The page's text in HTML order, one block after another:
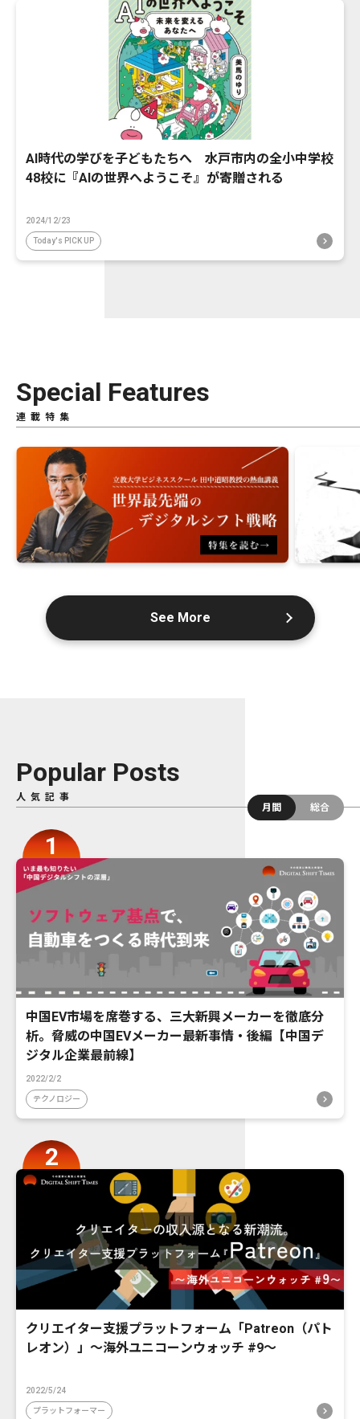
AI時代の学びを子どもたちへ 水戸市内の全小中学校
48校に『AIの世界へようこそ』が寄贈される
2024/12/23
Today's PICK UP
Special Features
連載特集
See More
Popular Posts
人気記事
月間
総合
中国EV市場を席巻する、三大新興メーカーを徹底分
析。脅威の中国EVメーカー最新事情・後編【中国デ
ジタル企業最前線】
2022/2/2
テクノロジー
クリエイター支援プラットフォーム「Patreon（パト
レオン）」〜海外ユニコーンウォッチ #9〜
2022/5/24
プラットフォーマー